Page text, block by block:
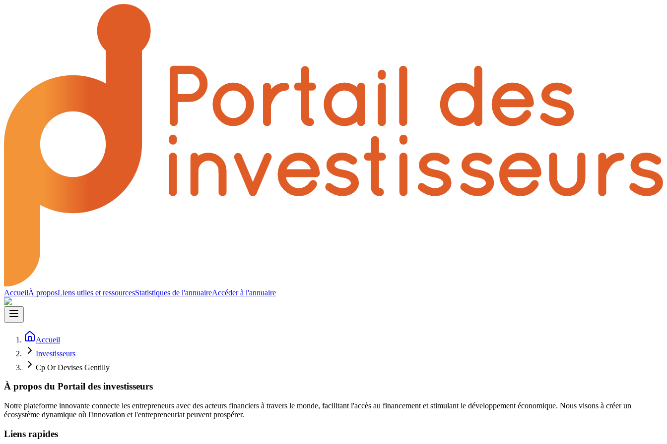
AccueilÀ proposLiens utiles et ressourcesStatistiques de l'annuaireAccéder à l'annuaire
Accueil
Investisseurs
Cp Or Devises Gentilly
À propos du Portail des investisseurs
Notre plateforme innovante connecte les entrepreneurs avec des acteurs financiers à travers le monde, facilitant l'accès au financement et stimulant le développement économique. Nous visons à créer un
écosystème dynamique où l'innovation et l'entrepreneuriat peuvent prospérer.
Liens rapides